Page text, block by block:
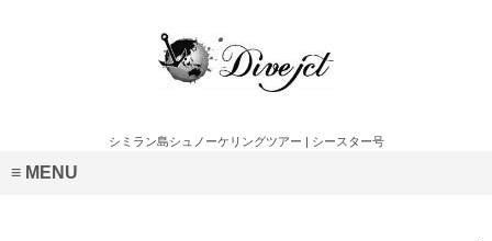
シミラン島シュノーケリングツアー | シースター号
MENU